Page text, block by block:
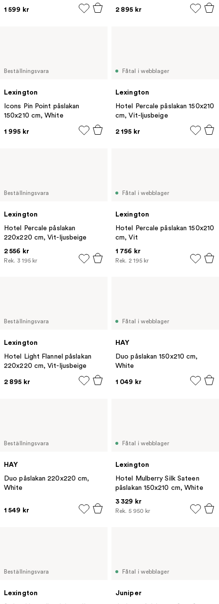
1 599 kr 2 895 kr
Beställningsvara
Lexington
Icons Pin Point påslakan
150x210 cm, White
1 995 kr
Fåtal i webblager
Lexington
Hotel Percale påslakan 150x210
cm, Vit-ljusbeige
2 195 kr
Beställningsvara
Lexington
Hotel Percale påslakan
220x220 cm, Vit-ljusbeige
2 556 kr
Rek. 3 195 kr
Fåtal i webblager
Lexington
Hotel Percale påslakan 150x210
cm, Vit
1 756 kr
Rek. 2 195 kr
Beställningsvara
Lexington
Hotel Light Flannel påslakan
220x220 cm, Vit-ljusbeige
2 895 kr
Fåtal i webblager
HAY
Duo påslakan 150x210 cm,
White
1 049 kr
Beställningsvara
HAY
Duo påslakan 220x220 cm,
White
1 549 kr
Fåtal i webblager
Lexington
Hotel Mulberry Silk Sateen
påslakan 150x210 cm, White
3 329 kr
Rek. 5 950 kr
Beställningsvara
Lexington
Fåtal i webblager
Juniper